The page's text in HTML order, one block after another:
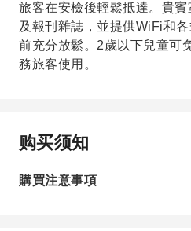
旅客在安檢後輕鬆抵達。貴
及報刊雜誌，並提供WiFi和
前充分放鬆。2歲以下兒童可
務旅客使用。
购买须知
購買注意事項